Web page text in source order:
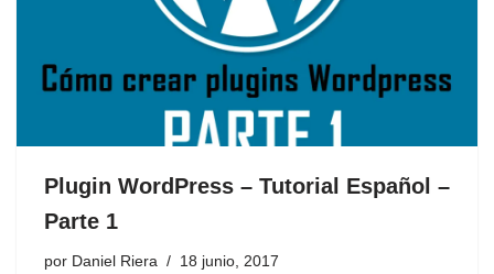
Plugin WordPress – Tutorial Español –
Parte 1
por Daniel Riera 18 junio, 2017